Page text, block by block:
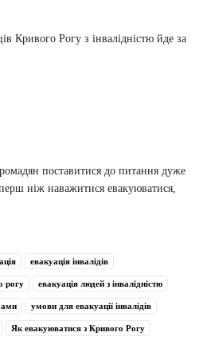
Кривого Рогу з інвалідністю йде за
поставитися до питання дуже
ніж наважитися евакуюватися,
евакуація інвалідів
рогу евакуація людей з інвалідністю
умови для евакуації інвалідів
Як евакуюватися з Кривого Рогу